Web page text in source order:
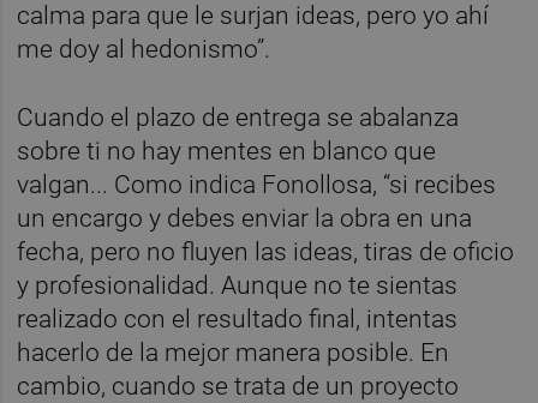
calma para que le surjan ideas, pero yo ahí
me doy al hedonismo”.
Cuando el plazo de entrega se abalanza
sobre ti no hay mentes en blanco que
valgan... Como indica Fonollosa, “si recibes
un encargo y debes enviar la obra en una
fecha, pero no fluyen las ideas, tiras de oficio
y profesionalidad. Aunque no te sientas
realizado con el resultado final, intentas
hacerlo de la mejor manera posible. En
cambio, cuando se trata de un proyecto